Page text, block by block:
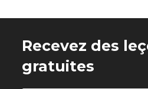
Recevez des
gratuites